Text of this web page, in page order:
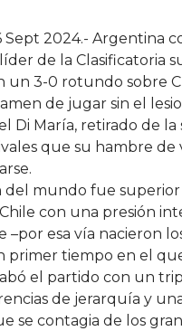
Sept 2024.- Argentina
de la Clasificatoria
un 3-0 rotundo sobre
de jugar sin el
Di María, retirado de la
que su hambre de
del mundo fue superior
con una presión
–por esa vía nacieron
primer tiempo en el
el partido con un
de jerarquía y
se contagia de los